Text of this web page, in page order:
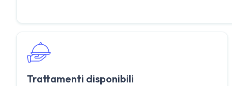
Trattamenti disponibili